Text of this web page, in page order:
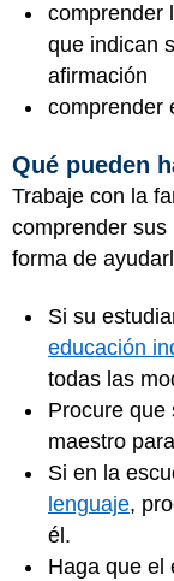
comprender
que indican
afirmación
comprender
Qué pueden
Trabaje con la
comprender
forma de
Si su
educación
todas las
Procure que
maestro
Si en la
lenguaje,
él.
Haga que el